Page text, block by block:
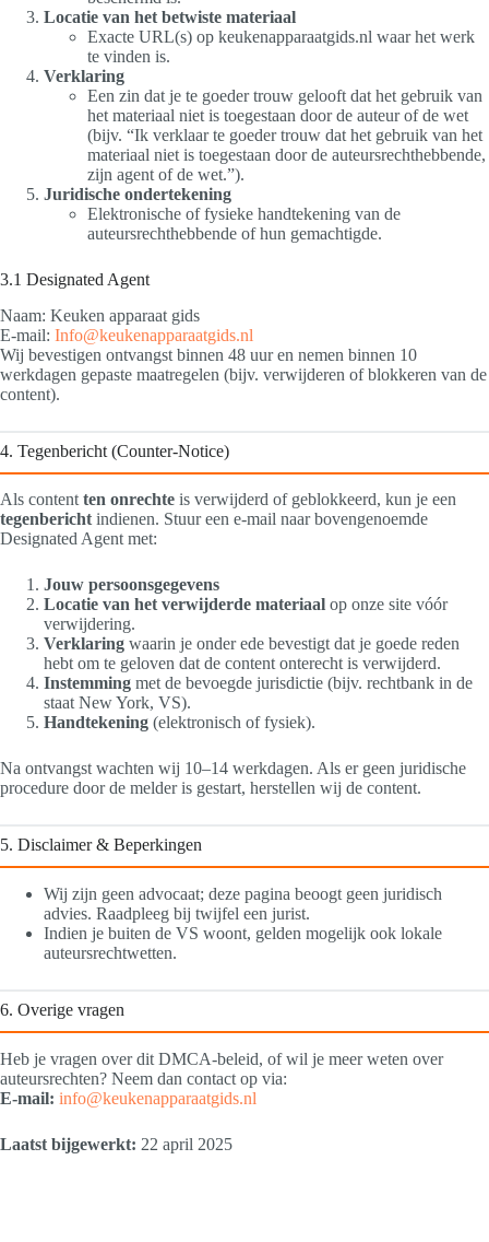
Locatie van het betwiste materiaal
Exacte URL(s) op keukenapparaatgids.nl waar het werk
te vinden is.
Verklaring
Een zin dat je te goeder trouw gelooft dat het gebruik van
het materiaal niet is toegestaan door de auteur of de wet
(bijv. “Ik verklaar te goeder trouw dat het gebruik van het
materiaal niet is toegestaan door de auteursrechthebbende,
zijn agent of de wet.”).
Juridische ondertekening
Elektronische of fysieke handtekening van de
auteursrechthebbende of hun gemachtigde.
3.1 Designated Agent
Naam: Keuken apparaat gids
E‑mail: Info@keukenapparaatgids.nl
Wij bevestigen ontvangst binnen 48 uur en nemen binnen 10
werkdagen gepaste maatregelen (bijv. verwijderen of blokkeren van de
content).
4. Tegenbericht (Counter‑Notice)
Als contentten onrechte is verwijderd of geblokkeerd, kun je een
tegenberichtindienen. Stuur een e‑mail naar bovengenoemde
Designated Agent met:
Jouw persoonsgegevens
Locatie van het verwijderde materiaal op onze site vóór
verwijdering.
Verklaring waarin je onder ede bevestigt dat je goede reden
hebt om te geloven dat de content onterecht is verwijderd.
Instemming met de bevoegde jurisdictie (bijv. rechtbank in de
staat New York, VS).
Handtekening (elektronisch of fysiek).
Na ontvangst wachten wij 10–14 werkdagen. Als er geen juridische
procedure door de melder is gestart, herstellen wij de content.
5. Disclaimer & Beperkingen
Wij zijn geen advocaat; deze pagina beoogt geen juridisch
advies. Raadpleeg bij twijfel een jurist.
Indien je buiten de VS woont, gelden mogelijk ook lokale
auteursrechtwetten.
6. Overige vragen
Heb je vragen over dit DMCA‑beleid, of wil je meer weten over
auteursrechten? Neem dan contact op via:
E‑mail: info@keukenapparaatgids.nl
Laatst bijgewerkt: 22 april 2025